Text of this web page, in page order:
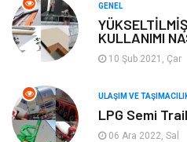
Aksesuar
Plastik
Ambalaj
Pazarlama
GENEL
KULLANIMI
10 Şub 2021, Çar
ULAŞIM VE
LPG Semi
06 Ara 2022, Sal